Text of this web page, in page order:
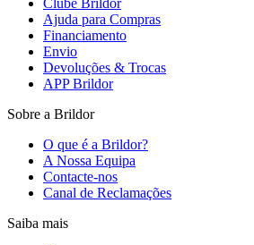
Clube Brildor
Ajuda para Compras
Financiamento
Envio
Devoluções & Trocas
APP Brildor
Sobre a Brildor
O que é a Brildor?
A Nossa Equipa
Contacte-nos
Canal de Reclamações
Saiba mais